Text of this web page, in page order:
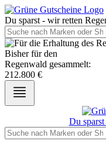
Du sparst - wir retten
Bisher für den
Regenwald gesammelt:
212.800 €
Du